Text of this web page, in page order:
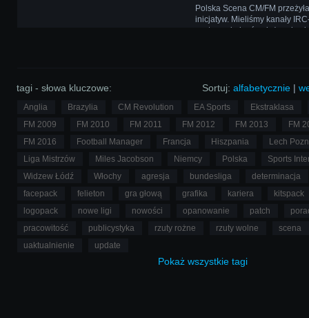
Polska Scena CM/FM
inicjatyw. Mieliśmy kanały
czatowe, były również e-ziny
Sortuj: alfabetycznie |
tagi - słowa kluczowe:
Anglia Brazylia CM Revolution EA Sports
Ekstraklasa
FM 2009
FM 2010 FM 2011 FM 2012 FM 2013
FM
FM 2016
Football Manager Francja Hiszpania
Lech
Liga Mistrzów
Miles Jacobson Niemcy Polska
Sports
Widzew Łódź
Włochy agresja bundesliga
determinacja
facepack
felieton gra głową grafika kariera
kitspack
logopack
nowe ligi nowości opanowanie patch
pracowitość
publicystyka rzuty rożne rzuty wolne
scena
uaktualnienie
update
Pokaż wszystkie tagi